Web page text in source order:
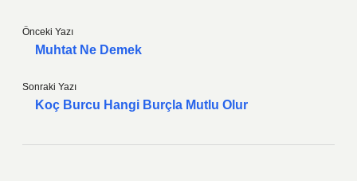
Önceki Yazı
Muhtat Ne Demek
Sonraki Yazı
Koç Burcu Hangi Burçla Mutlu Olur